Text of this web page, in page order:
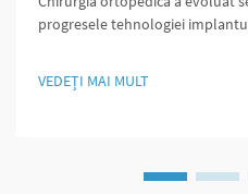
progresele tehnologiei
extrem de eficient...
VEDEȚI MAI MULT